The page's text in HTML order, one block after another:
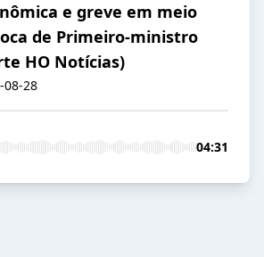
e greve em meio
de Primeiro-ministro
HO Notícias)
08-28
04:31